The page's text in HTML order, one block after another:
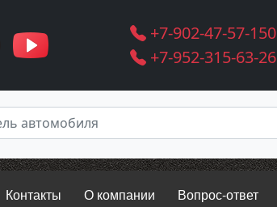
+7-902-47-57-150
+7-952-315-63-26
Контакты О компании Вопрос-ответ